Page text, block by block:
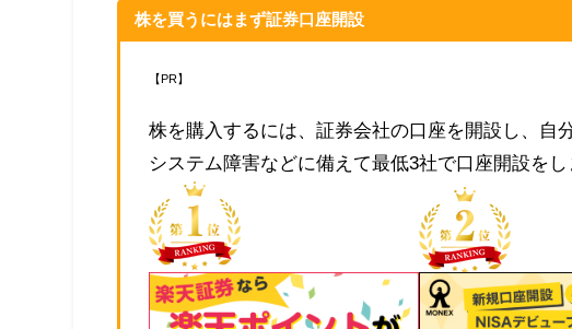
株を買うにはまず証券口座開設
【PR】
株を購入するには、証券会社の口座を開設し、自
システム障害などに備えて最低3社で口座開設をし